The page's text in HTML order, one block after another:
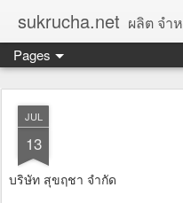
sukrucha.net ผลิต จำหน่าย ขาย ซื้อ และซ่อม Heat exchanger, chiller, absorption
Pages
JUL
13
บริษัท สุขฤชา จำกัด